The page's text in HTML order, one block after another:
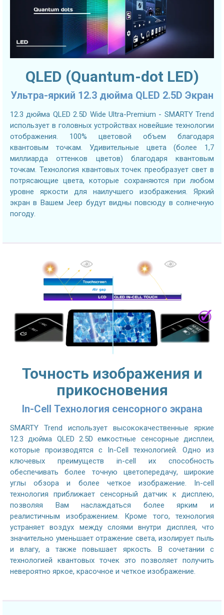
QLED (Quantum-dot LED)
Ультра-яркий 12.3 дюйма QLED 2.5D Экран
12.3 дюйма QLED 2.5D Wide Ultra-Premium - SMARTY Trend
использует в головных устройствах новейшие технологии
отображения. 100% цветовой объем благодаря
квантовым точкам. Удивительные цвета (более 1,7
миллиарда оттенков цветов) благодаря квантовым
точкам. Технология квантовых точек преобразует свет в
потрясающие цвета, которые сохраняются при любом
уровне яркости для наилучшего изображения. Яркий
экран в Вашем Jeep будут видны повсюду в солнечную
погоду.
Точность изображения и
прикосновения
In-Cell Технология сенсорного экрана
SMARTY Trend использует высококачественные яркие
12.3 дюйма QLED 2.5D емкостные сенсорные дисплеи,
которые производятся с In-Cell технологией. Одно из
ключевых преимуществ in-cell их способность
обеспечивать более точную цветопередачу, широкие
углы обзора и более четкое изображение. In-cell
технология приближает сенсорный датчик к дисплею,
позволяя Вам наслаждаться более ярким и
реалистичным изображением. Кроме того, технология
устраняет воздух между слоями внутри дисплея, что
значительно уменьшает отражение света, изолирует пыль
и влагу, а также повышает яркость. В сочетании с
технологией квантовых точек это позволяет получить
невероятно яркое, красочное и четкое изображение.